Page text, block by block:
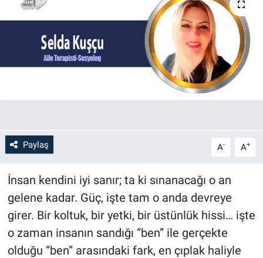
Paylaş A- A+
İnsan kendini iyi sanır; ta ki sınanacağı o an
gelene kadar. Güç, işte tam o anda devreye
girer. Bir koltuk, bir yetki, bir üstünlük hissi… işte
o zaman insanın sandığı “ben” ile gerçekte
olduğu “ben” arasındaki fark, en çıplak haliyle